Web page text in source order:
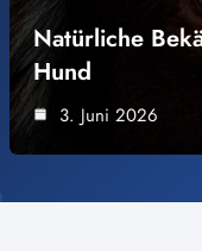
Natürliche
Hund
3. Juni 2026